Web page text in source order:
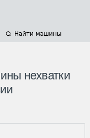
Найти машины
нехватки